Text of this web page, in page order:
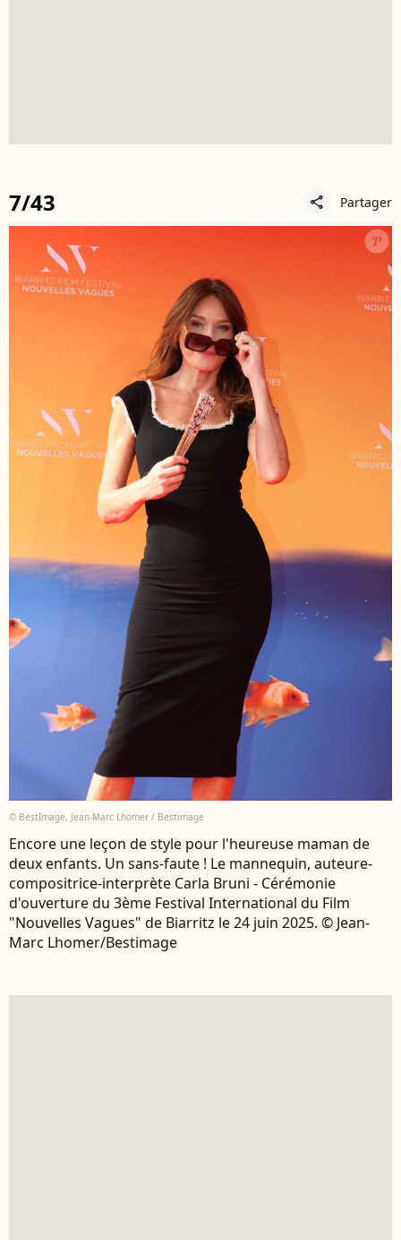
7/43 share Partager
© BestImage, Jean-Marc Lhomer / Bestimage
Encore une leçon de style pour l'heureuse maman de
deux enfants. Un sans-faute ! Le mannequin, auteure-
compositrice-interprète Carla Bruni - Cérémonie
d'ouverture du 3ème Festival International du Film
"Nouvelles Vagues" de Biarritz le 24 juin 2025. © Jean-
Marc Lhomer/Bestimage